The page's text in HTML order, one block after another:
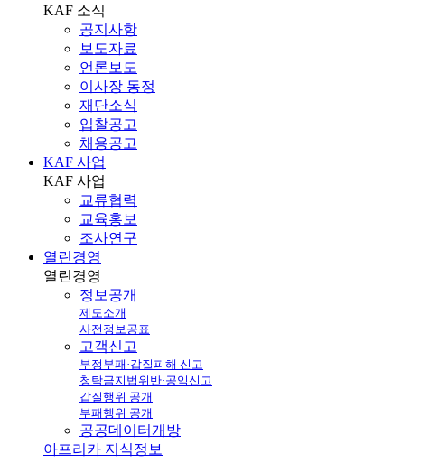
KAF 소식
공지사항
보도자료
언론보도
이사장 동정
재단소식
입찰공고
채용공고
KAF 사업
KAF 사업
교류협력
교육홍보
조사연구
열린경영
열린경영
정보공개
제도소개
사전정보공표
고객신고
부정부패·갑질피해 신고
청탁금지법위반·공익신고
갑질행위 공개
부패행위 공개
공공데이터개방
아프리카 지식정보